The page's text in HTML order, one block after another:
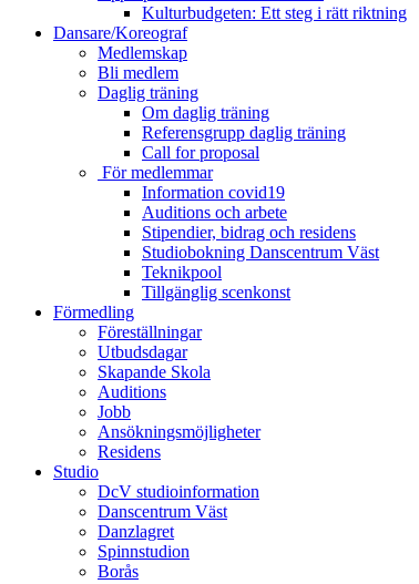
Kulturbudgeten: Ett steg i rätt riktning
Dansare/Koreograf
Medlemskap
Bli medlem
Daglig träning
Om daglig träning
Referensgrupp daglig träning
Call for proposal
För medlemmar
Information covid19
Auditions och arbete
Stipendier, bidrag och residens
Studiobokning Danscentrum Väst
Teknikpool
Tillgänglig scenkonst
Förmedling
Föreställningar
Utbudsdagar
Skapande Skola
Auditions
Jobb
Ansökningsmöjligheter
Residens
Studio
DcV studioinformation
Danscentrum Väst
Danzlagret
Spinnstudion
Borås